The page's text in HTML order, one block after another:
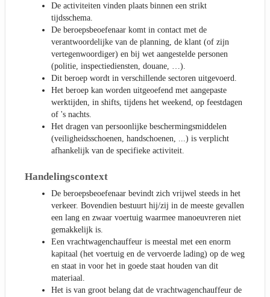
De activiteiten vinden plaats binnen een strikt
tijdsschema.
De beroepsbeoefenaar komt in contact met de
verantwoordelijke van de planning, de klant (of zijn
vertegenwoordiger) en bij wet aangestelde personen
(politie, inspectiediensten, douane, …).
Dit beroep wordt in verschillende sectoren uitgevoerd.
Het beroep kan worden uitgeoefend met aangepaste
werktijden, in shifts, tijdens het weekend, op feestdagen
of 's nachts.
Het dragen van persoonlijke beschermingsmiddelen
(veiligheidsschoenen, handschoenen, ...) is verplicht
afhankelijk van de specifieke activiteit.
Handelingscontext
De beroepsbeoefenaar bevindt zich vrijwel steeds in het
verkeer. Bovendien bestuurt hij/zij in de meeste gevallen
een lang en zwaar voertuig waarmee manoeuvreren niet
gemakkelijk is.
Een vrachtwagenchauffeur is meestal met een enorm
kapitaal (het voertuig en de vervoerde lading) op de weg
en staat in voor het in goede staat houden van dit
materiaal.
Het is van groot belang dat de vrachtwagenchauffeur de